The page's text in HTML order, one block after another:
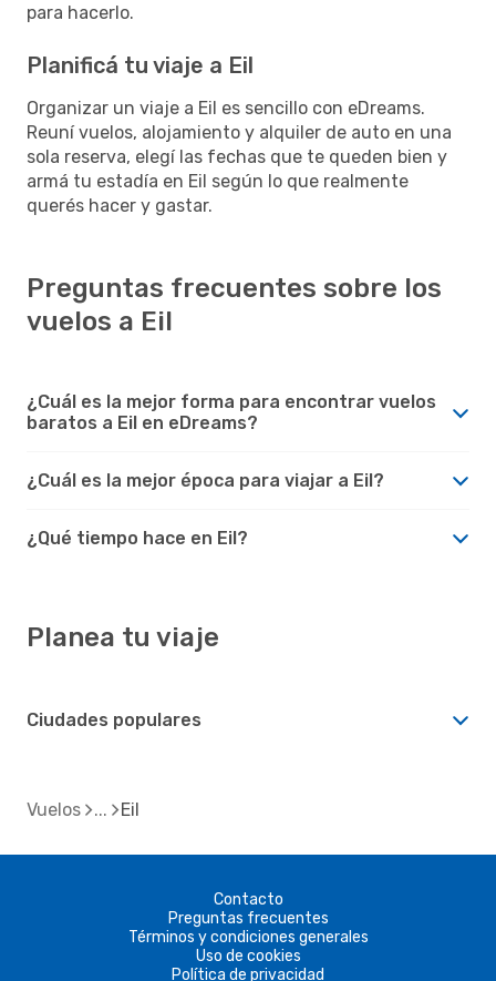
para hacerlo.
Planificá tu viaje a Eil
Organizar un viaje a Eil es sencillo con eDreams.
Reuní vuelos, alojamiento y alquiler de auto en una
sola reserva, elegí las fechas que te queden bien y
armá tu estadía en Eil según lo que realmente
querés hacer y gastar.
Preguntas frecuentes sobre los
vuelos a Eil
¿Cuál es la mejor forma para encontrar vuelos
baratos a Eil en eDreams?
¿Cuál es la mejor época para viajar a Eil?
¿Qué tiempo hace en Eil?
Planea tu viaje
Ciudades populares
Vuelos Eil
Contacto
Preguntas frecuentes
Términos y condiciones generales
Uso de cookies
Política de privacidad